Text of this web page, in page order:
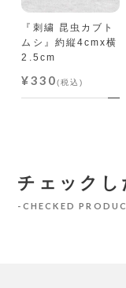
『刺繍 昆虫カブト
ムシ』約縦4cmx横
2.5cm
¥330(税込)
チェックし
CHECKED